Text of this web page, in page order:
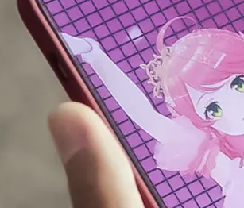
OFFICIAL SHOP
HOLODULE
プライバシーポリシー
未成年の方々へのお願い
二次創作ガイドライン